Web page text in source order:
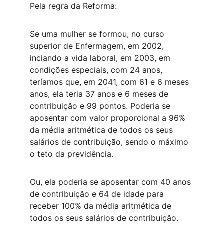
Pela regra da Reforma:
Se uma mulher se formou, no curso
superior de Enfermagem, em 2002,
inciando a vida laboral, em 2003, em
condições especiais, com 24 anos,
teríamos que, em 2041, com 61 e 6 meses
anos, ela teria 37 anos e 6 meses de
contribuição e 99 pontos. Poderia se
aposentar com valor proporcional a 96%
da média aritmética de todos os seus
salários de contribuição, sendo o máximo
o teto da previdência.
Ou, ela poderia se aposentar com 40 anos
de contribuição e 64 de idade para
receber 100% da média aritmética de
todos os seus salários de contribuição.